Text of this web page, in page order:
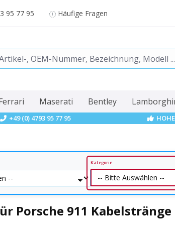
95 77 95 Häufige Fragen
Maserati Bentley
+49 (0) 4793 95 77 95
Kategorie
Porsche 911 Kabelstränge